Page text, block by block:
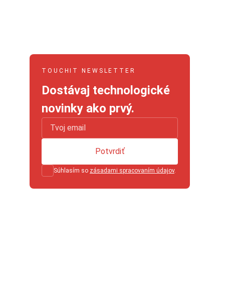
TOUCHIT NEWSLETTER
Dostávaj technologické
novinky ako prvý.
Súhlasím so zásadami spracovaním údajov.
Potvrdiť